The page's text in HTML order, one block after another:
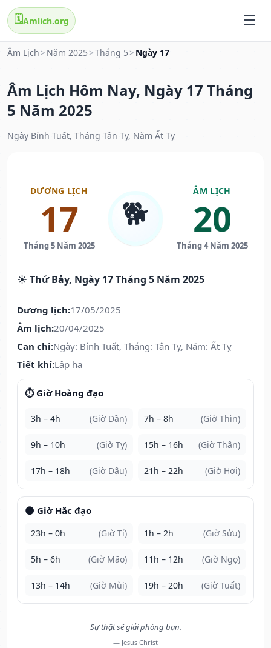
🗓️Amlich.org
Âm Lịch > Năm 2025 >Tháng 5 > Ngày 17
Âm Lịch Hôm Nay, Ngày 17 Tháng
5 Năm 2025
Ngày Bính Tuất, Tháng Tân Tỵ, Năm Ất Tỵ
DƯƠNG LỊCH
17
Tháng 5 Năm 2025
🐕
ÂM LỊCH
20
Tháng 4 Năm 2025
☀️ Thứ Bảy, Ngày 17 Tháng 5 Năm 2025
Dương lịch:17/05/2025
Âm lịch:20/04/2025
Can chi:Ngày: Bính Tuất, Tháng: Tân Tỵ, Năm: Ất Tỵ
Tiết khí:Lập hạ
⏱️ Giờ Hoàng đạo
3h – 4h (Giờ Dần) 7h – 8h (Giờ Thìn)
9h – 10h (Giờ Tỵ) 15h – 16h (Giờ Thân)
17h – 18h (Giờ Dậu) 21h – 22h (Giờ Hợi)
🌑 Giờ Hắc đạo
23h – 0h (Giờ Tí) 1h – 2h (Giờ Sửu)
5h – 6h (Giờ Mão) 11h – 12h (Giờ Ngọ)
13h – 14h (Giờ Mùi) 19h – 20h (Giờ Tuất)
Sự thật sẽ giải phóng bạn.
— Jesus Christ